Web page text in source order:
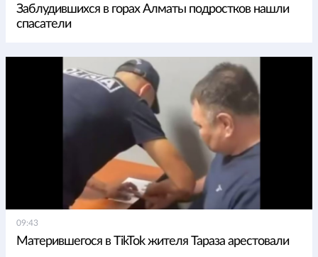
Заблудившихся в горах Алматы подростков нашли
спасатели
09:43
Матерившегося в TikTok жителя Тараза арестовали